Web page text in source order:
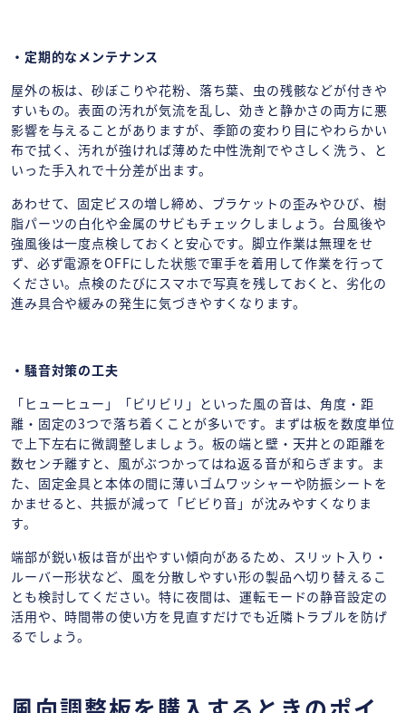
・定期的なメンテナンス
屋外の板は、砂ぼこりや花粉、落ち葉、虫の残骸などが付きや
すいもの。表面の汚れが気流を乱し、効きと静かさの両方に悪
影響を与えることがありますが、季節の変わり目にやわらかい
布で拭く、汚れが強ければ薄めた中性洗剤でやさしく洗う、と
いった手入れで十分差が出ます。
あわせて、固定ビスの増し締め、ブラケットの歪みやひび、樹
脂パーツの白化や金属のサビもチェックしましょう。台風後や
強風後は一度点検しておくと安心です。脚立作業は無理をせ
ず、必ず電源をOFFにした状態で軍手を着用して作業を行って
ください。点検のたびにスマホで写真を残しておくと、劣化の
進み具合や緩みの発生に気づきやすくなります。
・騒音対策の工夫
「ヒューヒュー」「ビリビリ」といった風の音は、角度・距
離・固定の3つで落ち着くことが多いです。まずは板を数度単位
で上下左右に微調整しましょう。板の端と壁・天井との距離を
数センチ離すと、風がぶつかってはね返る音が和らぎます。ま
た、固定金具と本体の間に薄いゴムワッシャーや防振シートを
かませると、共振が減って「ビビり音」が沈みやすくなりま
す。
端部が鋭い板は音が出やすい傾向があるため、スリット入り・
ルーバー形状など、風を分散しやすい形の製品へ切り替えるこ
とも検討してください。特に夜間は、運転モードの静音設定の
活用や、時間帯の使い方を見直すだけでも近隣トラブルを防げ
るでしょう。